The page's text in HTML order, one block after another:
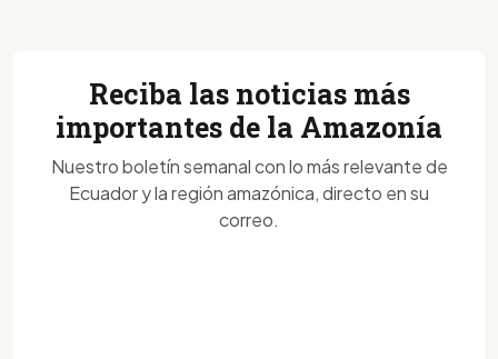
Reciba las noticias más
importantes de la Amazonía
Nuestro boletín semanal con lo más relevante de
Ecuador y la región amazónica, directo en su
correo.